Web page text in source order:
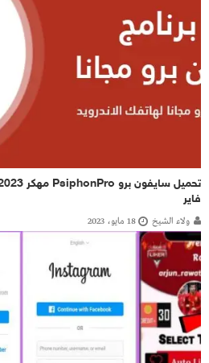
فاير
ولاء الشيخ 18 مايو، 2023